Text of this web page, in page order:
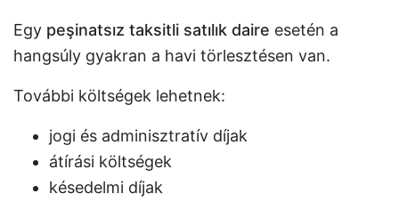
Egy peşinatsız taksitli satılık daire esetén a
hangsúly gyakran a havi törlesztésen van.
További költségek lehetnek:
jogi és adminisztratív díjak
átírási költségek
késedelmi díjak